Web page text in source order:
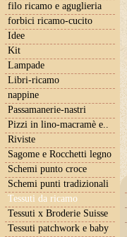
filo ricamo e aguglieria
forbici ricamo-cucito
Idee
Kit
Lampade
Libri-ricamo
nappine
Passamanerie-nastri
Pizzi in lino-macramè e..
Riviste
Sagome e Rocchetti legno
Schemi punto croce
Schemi punti tradizionali
Tessuti da ricamo
Tessuti x Broderie Suisse
Tessuti patchwork e baby